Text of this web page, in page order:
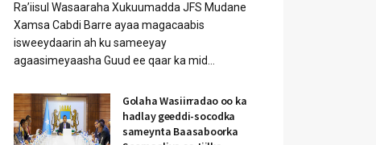
Ra’iisul Wasaaraha Xukuumadda JFS Mudane
Xamsa Cabdi Barre ayaa magacaabis
isweeydaarin ah ku sameeyay
agaasimeyaasha Guud ee qaar ka mid...
Golaha Wasiirradao oo ka
hadlay geeddi-socodka
sameynta Baasaboorka